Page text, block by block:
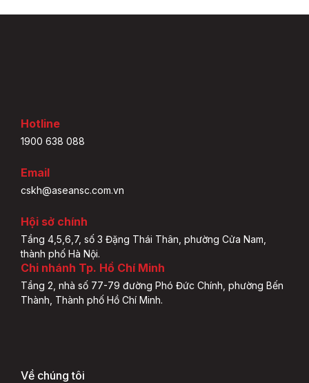
Hotline
1900 638 088
Email
cskh@aseansc.com.vn
Hội sở chính
Tầng 4,5,6,7, số 3 Đặng Thái Thân, phường Cửa Nam,
thành phố Hà Nội.
Chi nhánh Tp. Hồ Chí Minh
Tầng 2, nhà số 77-79 đường Phó Đức Chính, phường Bến
Thành, Thành phố Hồ Chí Minh.
Về chúng tôi